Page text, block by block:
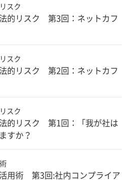
スク
的リスク 第3回：ネットカフ
スク
的リスク 第2回：ネットカフ
スク
的リスク 第1回：「我が社は
すか？
用術 第3回:社内コンプライア